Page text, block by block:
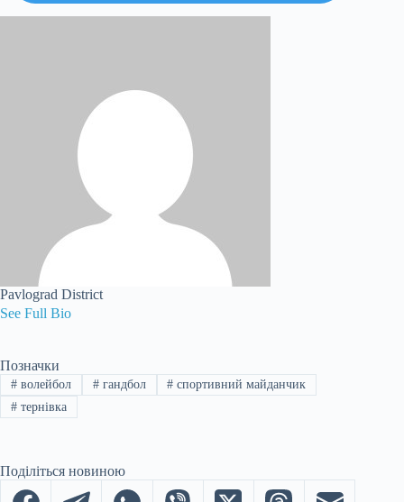
Pavlograd District
See Full Bio
Позначки
#волейбол #гандбол # спортивний майданчик
#тернівка
Поділіться новиною